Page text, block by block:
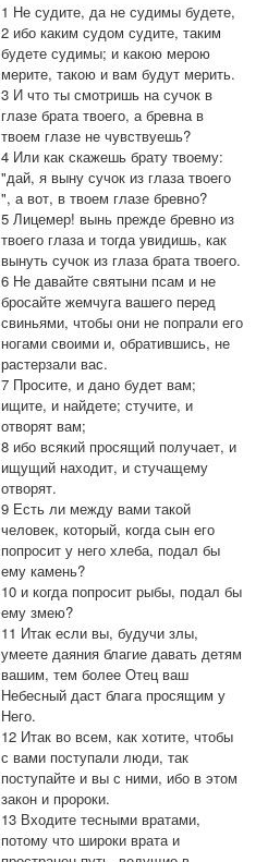
1 Не судите, да не судимы будете,
2 ибо каким судом судите, таким
будете судимы; и какою мерою
мерите, такою и вам будут мерить.
3 И что ты смотришь на сучок в
глазе брата твоего, а бревна в
твоем глазе не чувствуешь?
4 Или как скажешь брату твоему:
"дай, я выну сучок из глаза твоего
", а вот, в твоем глазе бревно?
5 Лицемер! вынь прежде бревно из
твоего глаза и тогда увидишь, как
вынуть сучок из глаза брата твоего.
6 Не давайте святыни псам и не
бросайте жемчуга вашего перед
свиньями, чтобы они не попрали его
ногами своими и, обратившись, не
растерзали вас.
7 Просите, и дано будет вам;
ищите, и найдете; стучите, и
отворят вам;
8 ибо всякий просящий получает, и
ищущий находит, и стучащему
отворят.
9 Есть ли между вами такой
человек, который, когда сын его
попросит у него хлеба, подал бы
ему камень?
10 и когда попросит рыбы, подал бы
ему змею?
11 Итак если вы, будучи злы,
умеете даяния благие давать детям
вашим, тем более Отец ваш
Небесный даст блага просящим у
Него.
12 Итак во всем, как хотите, чтобы
с вами поступали люди, так
поступайте и вы с ними, ибо в этом
закон и пророки.
13 Входите тесными вратами,
потому что широки врата и